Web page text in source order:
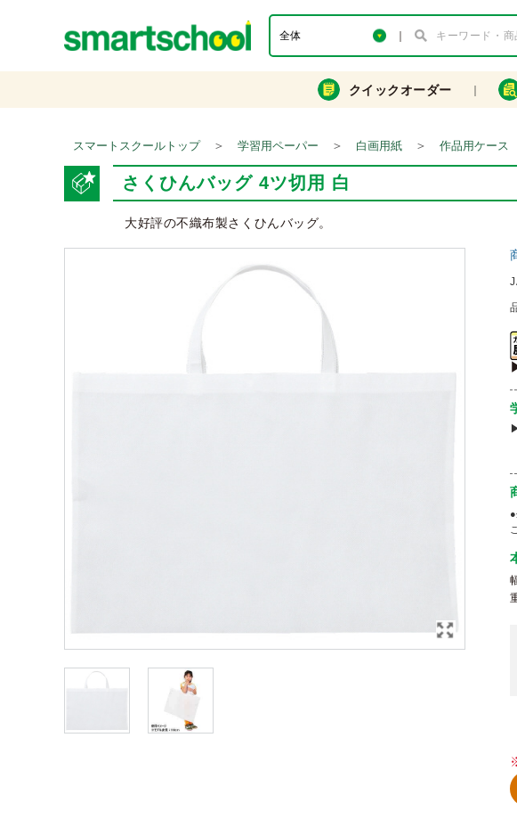
クイックオーダー
スマートスクールトップ ＞ 学習用ペーパー ＞ 白画用紙 ＞ 作品用ケース
さくひんバッグ 4ツ切用 白
大好評の不織布製さくひんバッグ。